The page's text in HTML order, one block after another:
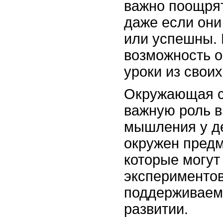
важно
даже если
или успешны.
возможность
уроки из
Окружающая
важную роль в
мышления у
окружен
которые
развитии.